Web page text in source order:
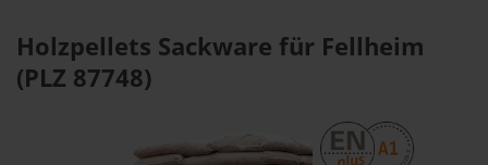
Holzpellets Sackware für Fellheim
(PLZ 87748)